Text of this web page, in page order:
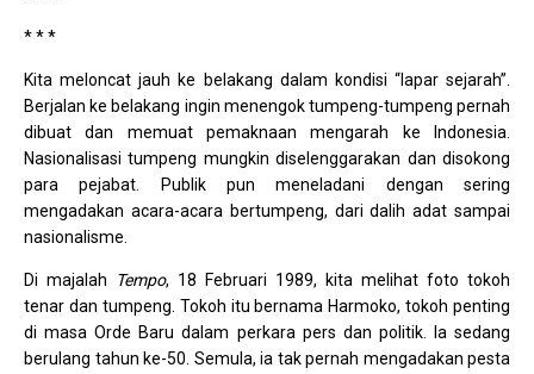
* * *
Kita meloncat jauh ke belakang dalam kondisi “lapar sejarah”.
Berjalan ke belakang ingin menengok tumpeng-tumpeng pernah
dibuat dan memuat pemaknaan mengarah ke Indonesia.
Nasionalisasi tumpeng mungkin diselenggarakan dan disokong
para pejabat. Publik pun meneladani dengan sering
mengadakan acara-acara bertumpeng, dari dalih adat sampai
nasionalisme.
Di majalah Tempo, 18 Februari 1989, kita melihat foto tokoh
tenar dan tumpeng. Tokoh itu bernama Harmoko, tokoh penting
di masa Orde Baru dalam perkara pers dan politik. Ia sedang
berulang tahun ke-50. Semula, ia tak pernah mengadakan pesta